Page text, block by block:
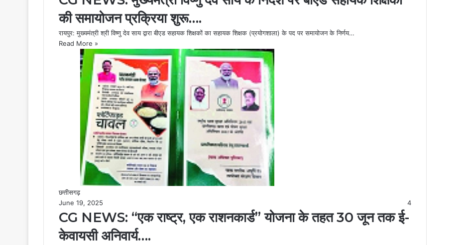
की समायोजन प्रक्रिया शुरू….
रायपुर: मुख्यमंत्री श्री विष्णु देव साय द्वारा बीएड सहायक शिक्षकों का सहायक शिक्षक (प्रयोगशाला) के पद पर समायोजन के निर्णय…
Read More »
छत्तीसगढ़
June 19, 2025
4
CG NEWS: “एक राष्ट्र, एक राशनकार्ड” योजना के तहत 30 जून तक ई-
केवायसी अनिवार्य….